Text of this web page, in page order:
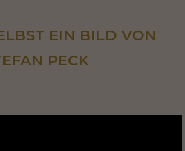
EIN BILD VON
PECK